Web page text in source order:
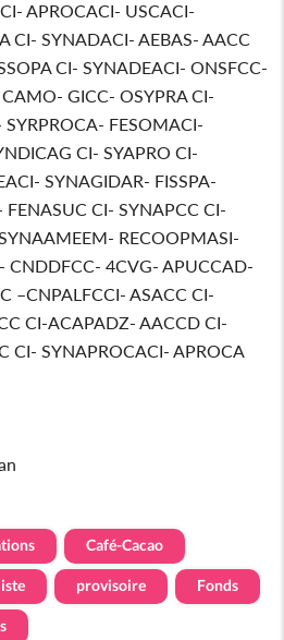
APROCACI- USCACI-
CI- SYNADACI- AEBAS- AACC
CI- SYNADEACI- ONSFCC-
GICC- OSYPRA CI-
FESOMACI-
CI- SYAPRO CI-
SYNAGIDAR- FISSPA-
FENASUC CI- SYNAPCC CI-
RECOOPMASI-
CNDDFCC- 4CVG- APUCCAD-
–CNPALFCCI- ASACC CI-
CI-ACAPADZ- AACCD CI-
CI- SYNAPROCACI- APROCA
Café-Cacao
provisoire Fonds